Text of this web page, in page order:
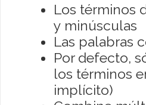
Los términos
y minúsculas
Las palabras
Por defecto,
los términos
implícito)